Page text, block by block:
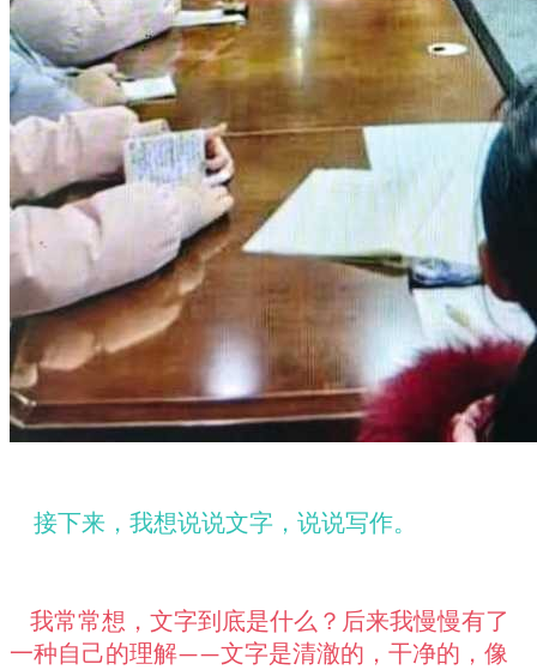
接下来，我想说说文字，说说写作。
我常常想，文字到底是什么？后来我慢慢有了
一种自己的理解——文字是清澈的，干净的，像